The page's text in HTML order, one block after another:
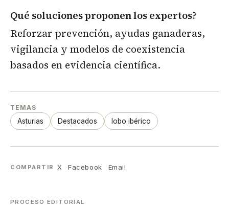
Qué soluciones proponen los expertos?
Reforzar prevención, ayudas ganaderas,
vigilancia y modelos de coexistencia
basados en evidencia científica.
TEMAS
Asturias Destacados lobo ibérico
COMPARTIR X Facebook Email
PROCESO EDITORIAL